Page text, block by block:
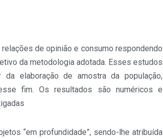
de opinião e consumo respondendo
da metodologia adotada. Esses estudos
elaboração de amostra da população,
fim. Os resultados são numéricos e
“em profundidade”, sendo-lhe atribuída